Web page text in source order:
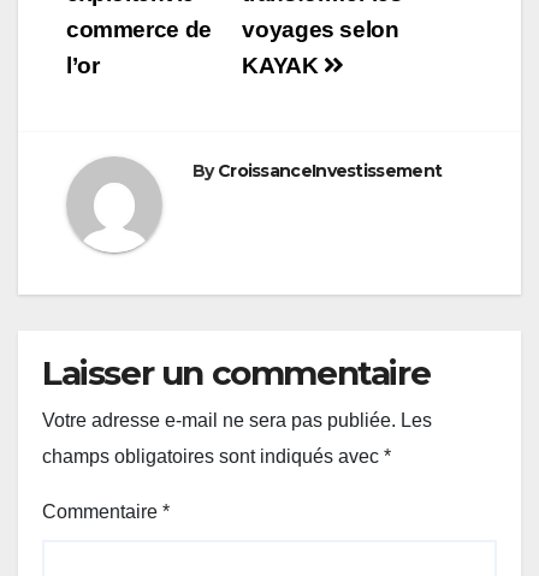
voyages selon
KAYAK
commerce de
l’or
ByCroissanceInvestissement
Laisser un commentaire
Votre adresse e-mail ne sera pas publiée. Les
champs obligatoires sont indiqués avec *
Commentaire *